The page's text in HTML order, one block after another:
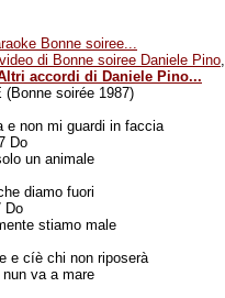
Bonne soiree...
video di Bonne soiree Daniele Pino,
accordi di Daniele Pino...
(Bonne soirée 1987)
e non mi guardi in faccia
Do
un animale
diamo fuori
Do
stiamo male
e cíè chi non riposerà
va a mare